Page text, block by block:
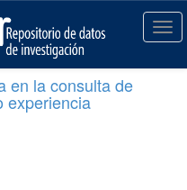
T
o
g
en la consulta de
experiencia